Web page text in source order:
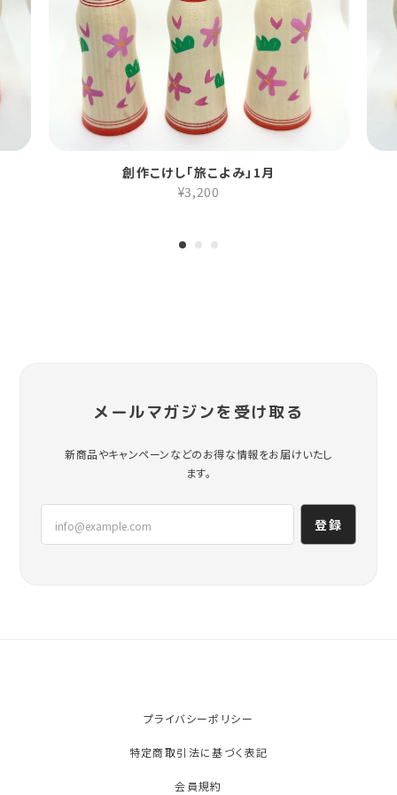
創作こけし「旅こよみ」1月
¥3,200
メールマガジンを受け取る
新商品やキャンペーンなどのお得な情報をお届けいたし
ます。
登録
プライバシーポリシー
特定商取引法に基づく表記
会員規約